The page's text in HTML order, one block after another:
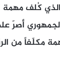
كُلف
مكلّفاً من